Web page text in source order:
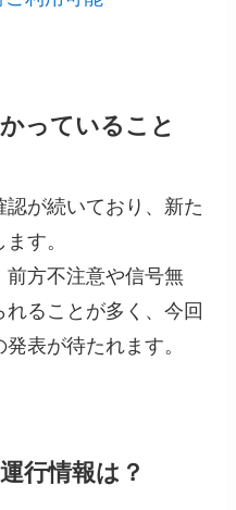
っていること
が続いており、新た
す。
前方不注意や信号無
ることが多く、今回
表が待たれます。
行情報は？